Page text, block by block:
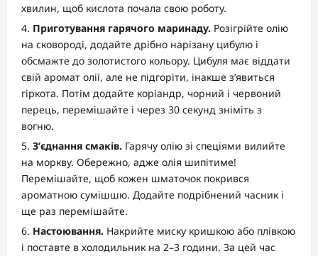
хвилин, щоб кислота почала свою роботу.
Приготування гарячого маринаду. Розігрійте олію
на сковороді, додайте дрібно нарізану цибулю і
обсмажте до золотистого кольору. Цибуля має віддати
свій аромат олії, але не підгоріти, інакше з’явиться
гіркота. Потім додайте коріандр, чорний і червоний
перець, перемішайте і через 30 секунд зніміть з
вогню.
З’єднання смаків. Гарячу олію зі спеціями вилийте
на моркву. Обережно, адже олія шипітиме!
Перемішайте, щоб кожен шматочок покрився
ароматною сумішшю. Додайте подрібнений часник і
ще раз перемішайте.
Настоювання. Накрийте миску кришкою або плівкою
і поставте в холодильник на 2–3 години. За цей час